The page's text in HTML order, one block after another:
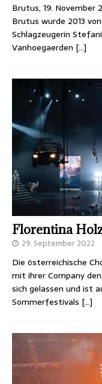
Brutus, 19. November
Brutus wurde 2013
Schlagzeugerin
Vanhoegaerden […]
Florentina
29. September 2022
Die österreichische
mit ihrer Company
sich gelassen und ist
Sommerfestivals […]